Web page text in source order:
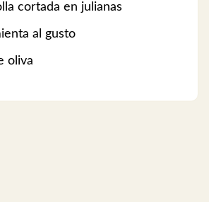
cortada en julianas
al gusto
oliva